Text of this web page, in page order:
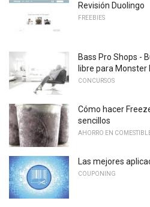
Revisión Duolingo
FREEBIES
Bass Pro Shops -
libre para
CONCURSOS
Cómo hacer
sencillos
AHORRO EN
Las mejores
COUPONING